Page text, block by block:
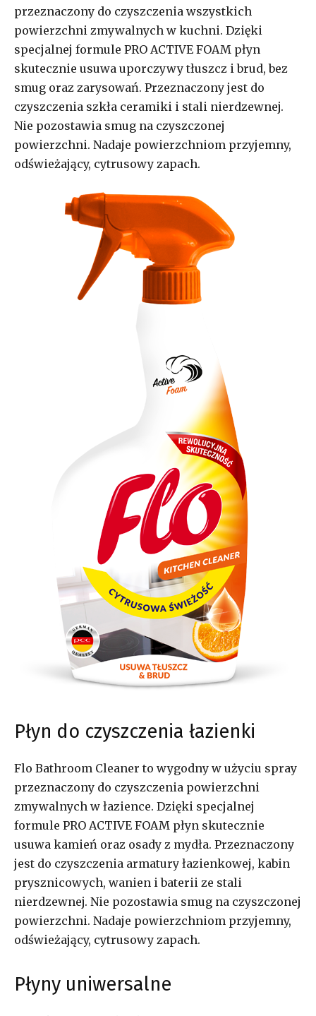
przeznaczony do czyszczenia wszystkich
powierzchni zmywalnych w kuchni. Dzięki
specjalnej formule PRO ACTIVE FOAM płyn
skutecznie usuwa uporczywy tłuszcz i brud, bez
smug oraz zarysowań. Przeznaczony jest do
czyszczenia szkła ceramiki i stali nierdzewnej.
Nie pozostawia smug na czyszczonej
powierzchni. Nadaje powierzchniom przyjemny,
odświeżający, cytrusowy zapach.
Płyn do czyszczenia łazienki
Flo Bathroom Cleaner to wygodny w użyciu spray
przeznaczony do czyszczenia powierzchni
zmywalnych w łazience. Dzięki specjalnej
formule PRO ACTIVE FOAM płyn skutecznie
usuwa kamień oraz osady z mydła. Przeznaczony
jest do czyszczenia armatury łazienkowej, kabin
prysznicowych, wanien i baterii ze stali
nierdzewnej. Nie pozostawia smug na czyszczonej
powierzchni. Nadaje powierzchniom przyjemny,
odświeżający, cytrusowy zapach.
Płyny uniwersalne